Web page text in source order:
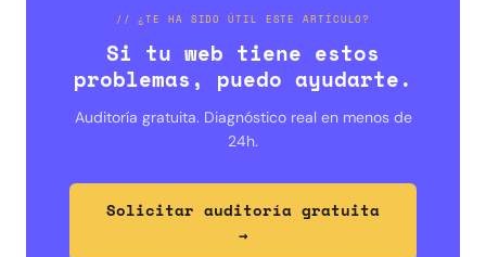
// ¿TE HA SIDO ÚTIL ESTE ARTÍCULO?
Si tu web tiene estos
problemas, puedo ayudarte.
Auditoría gratuita. Diagnóstico real en menos de
24h.
Solicitar auditoría gratuita
→